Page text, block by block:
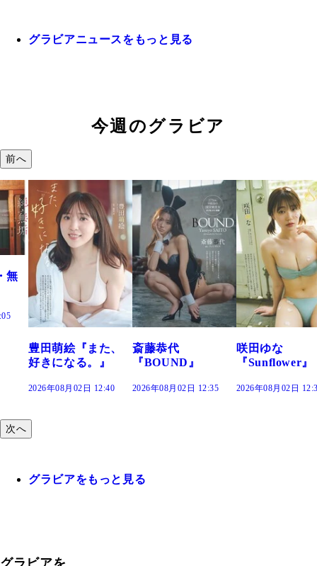
グラビアニュースをもっと見る
今週のグラビア
前へ
豊田萌絵『また、
好きになる。』
2026年08月02日 12:40
斎藤恭代
『BOUND』
2026年08月02日 12:35
咲田ゆな
『Sunflower』
2026年08月02日
無
次へ
グラビアをもっと見る
グラビアを